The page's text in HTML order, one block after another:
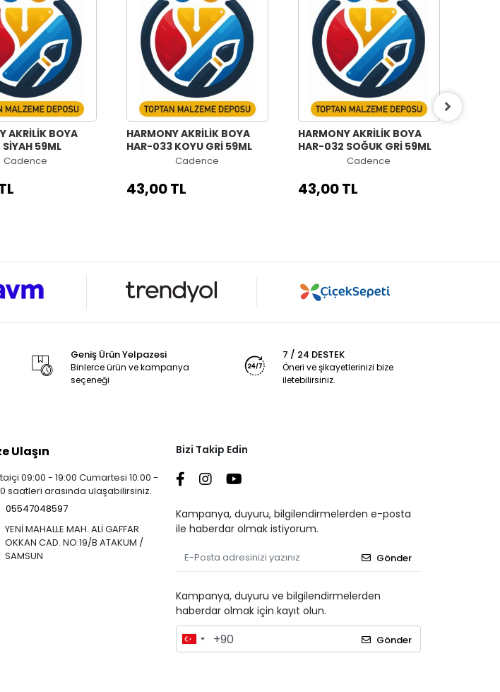
AKRİLİK BOYA
59ML
Cadence
HARMONY AKRİLİK BOYA
HAR-033 KOYU GRİ 59ML
Cadence
43,00 TL
HARMONY AKRİLİK BOYA
HAR-032 SOĞUK GRİ 59ML
Cadence
43,00 TL
Geniş Ürün Yelpazesi
Binlerce ürün ve kampanya
seçeneği
7 / 24 DESTEK
Öneri ve şikayetlerinizi bize
iletebilirsiniz.
Ulaşın
09:00 - 19:00 Cumartesi 10:00 -
saatleri arasında ulaşabilirsiniz.
05547048597
YENİ MAHALLE MAH. ALİ GAFFAR
OKKAN CAD. NO:19/B ATAKUM /
SAMSUN
Bizi Takip Edin
Kampanya, duyuru, bilgilendirmelerden e-posta
ile haberdar olmak istiyorum.
Gönder
Kampanya, duyuru ve bilgilendirmelerden
haberdar olmak için kayıt olun.
Gönder